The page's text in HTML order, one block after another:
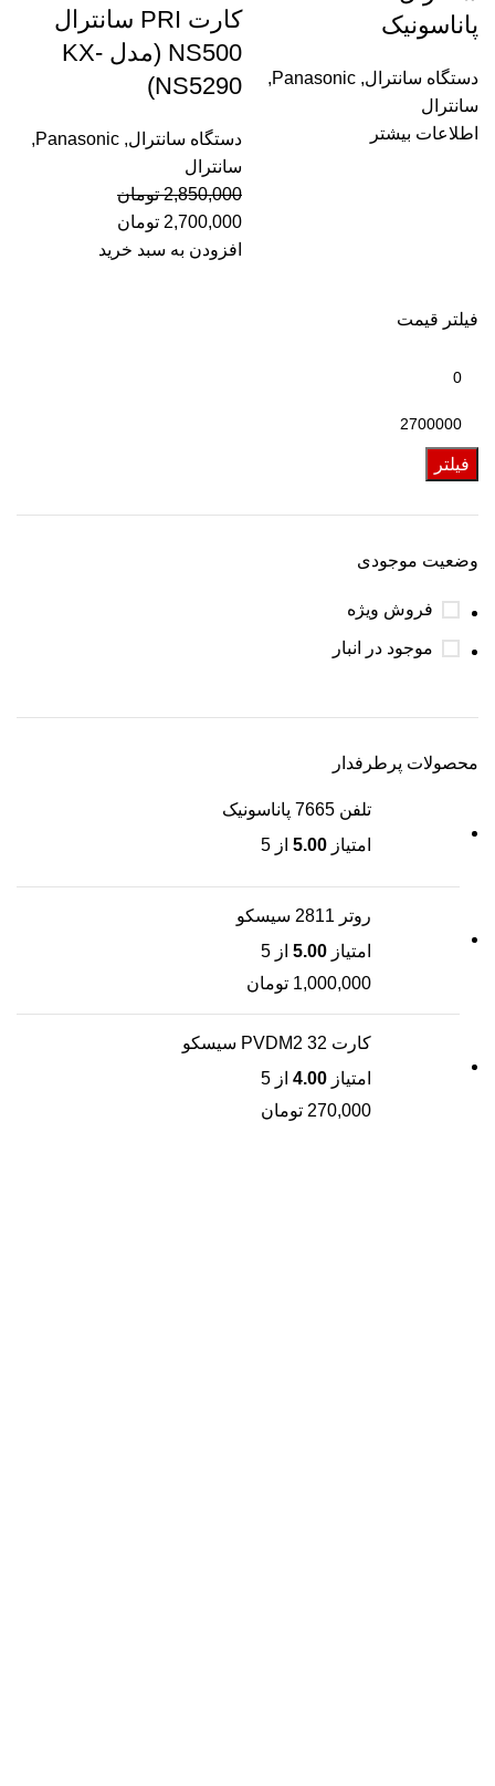
فیلتر قیمت
فیلتر
وضعیت موجودی
فروش ویژه
موجود در انبار
محصولات پرطرفدار
تلفن 7665 پاناسونیک
امتیاز 5.00 از 5
روتر 2811 سیسکو
امتیاز 5.00 از 5
1,000,000 تومان
کارت PVDM2 32 سیسکو
امتیاز 4.00 از 5
270,000 تومان
پاناسونیک
دستگاه سانترال,
Panasonic
,
سانترال
اطلاعات بیشتر
کارت PRI سانترال
NS500 (مدل KX-
NS5290)
دستگاه سانترال,
Panasonic
,
سانترال
2,850,000 تومان
2,700,000 تومان
افزودن به سبد خرید